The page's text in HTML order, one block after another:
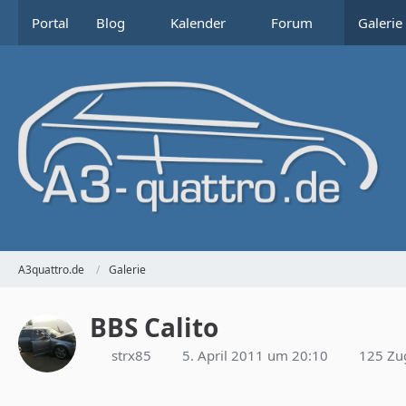
Portal Blog Kalender Forum Galerie
A3quattro.de Galerie
BBS Calito
strx85 5. April 2011 um 20:10 125